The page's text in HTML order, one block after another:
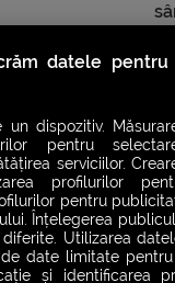
în
datele pentru
dispozitiv.
pentru
serviciilor.
profilurilor
pentru
Înțelegerea
Utilizarea
date limitate
și identificarea